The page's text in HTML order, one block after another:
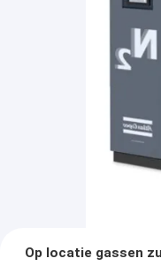
Op locatie gassen